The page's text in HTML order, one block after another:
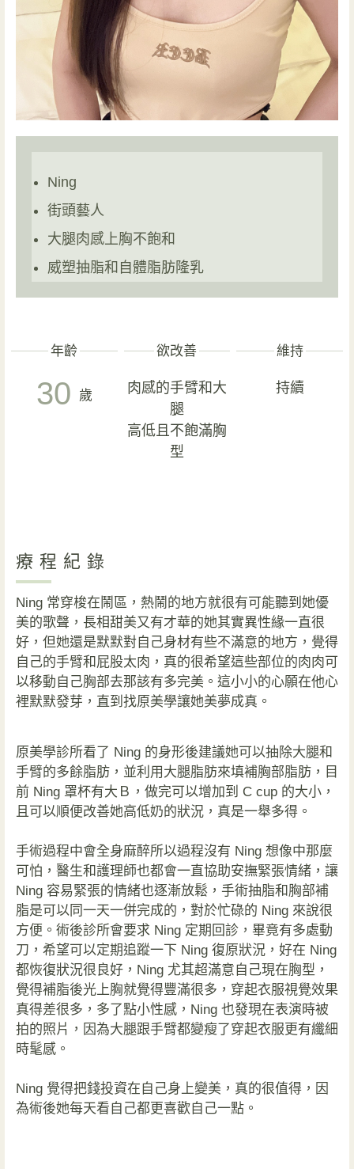
Ning
街頭藝人
大腿肉感上胸不飽和
威塑抽脂和自體脂肪隆乳
年齡
30 歲
欲改善
肉感的手臂和大
腿
高低且不飽滿胸
型
維持
持續
療程紀錄
Ning 常穿梭在鬧區，熱鬧的地方就很有可能聽到她優
美的歌聲，長相甜美又有才華的她其實異性緣一直很
好，但她還是默默對自己身材有些不滿意的地方，覺得
自己的手臂和屁股太肉，真的很希望這些部位的肉肉可
以移動自己胸部去那該有多完美。這小小的心願在他心
裡默默發芽，直到找原美學讓她美夢成真。
原美學診所看了 Ning 的身形後建議她可以抽除大腿和
手臂的多餘脂肪，並利用大腿脂肪來填補胸部脂肪，目
前 Ning 罩杯有大Ｂ，做完可以增加到 C cup 的大小，
且可以順便改善她高低奶的狀況，真是一舉多得。
手術過程中會全身麻醉所以過程沒有 Ning 想像中那麼
可怕，醫生和護理師也都會一直協助安撫緊張情緒，讓
Ning 容易緊張的情緒也逐漸放鬆，手術抽脂和胸部補
脂是可以同一天一併完成的，對於忙碌的 Ning 來說很
方便。術後診所會要求 Ning 定期回診，畢竟有多處動
刀，希望可以定期追蹤一下 Ning 復原狀況，好在 Ning
都恢復狀況很良好，Ning 尤其超滿意自己現在胸型，
覺得補脂後光上胸就覺得豐滿很多，穿起衣服視覺效果
真得差很多，多了點小性感，Ning 也發現在表演時被
拍的照片，因為大腿跟手臂都變瘦了穿起衣服更有纖細
時髦感。
Ning 覺得把錢投資在自己身上變美，真的很值得，因
為術後她每天看自己都更喜歡自己一點。